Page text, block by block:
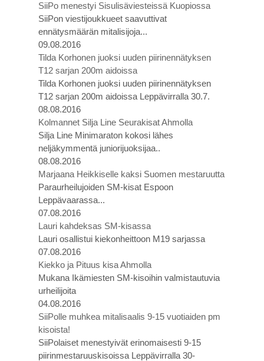
SiiPo menestyi Sisulisäviesteissä Kuopiossa
SiiPon viestijoukkueet saavuttivat
ennätysmäärän mitalisijoja...
09.08.2016
Tilda Korhonen juoksi uuden piirinennätyksen
T12 sarjan 200m aidoissa
Tilda Korhonen juoksi uuden piirinennätyksen
T12 sarjan 200m aidoissa Leppävirralla 30.7.
08.08.2016
Kolmannet Silja Line Seurakisat Ahmolla
Silja Line Minimaraton kokosi lähes
neljäkymmentä juniorijuoksijaa..
08.08.2016
Marjaana Heikkiselle kaksi Suomen mestaruutta
Paraurheilujoiden SM-kisat Espoon
Leppävaarassa...
07.08.2016
Lauri kahdeksas SM-kisassa
Lauri osallistui kiekonheittoon M19 sarjassa
07.08.2016
Kiekko ja Pituus kisa Ahmolla
Mukana Ikämiesten SM-kisoihin valmistautuvia
urheilijoita
04.08.2016
SiiPolle muhkea mitalisaalis 9-15 vuotiaiden pm
kisoista!
SiiPolaiset menestyivät erinomaisesti 9-15
piirinmestaruuskisoissa Leppävirralla 30-